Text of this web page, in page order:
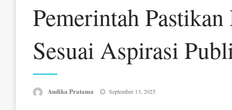
Pemerintah
Sesuai Aspirasi
Andika Pratama
Posted
September 13, 2025